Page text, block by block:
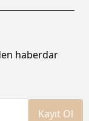
haberdar
Kayıt Ol